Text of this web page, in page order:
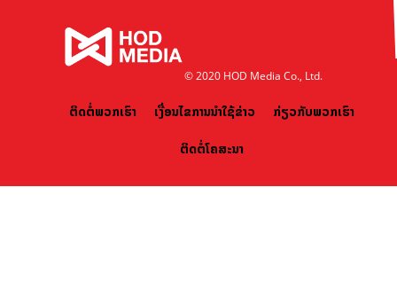
© 2020 HOD Media Co., Ltd.
ຕິດຕໍ່ພວກເຮົາ ເງື່ອນໄຂການນຳໃຊ້ຂ່າວ ກ່ຽວກັບພວກເຮົາ
ຕິດຕໍ່ໂຄສະນາ